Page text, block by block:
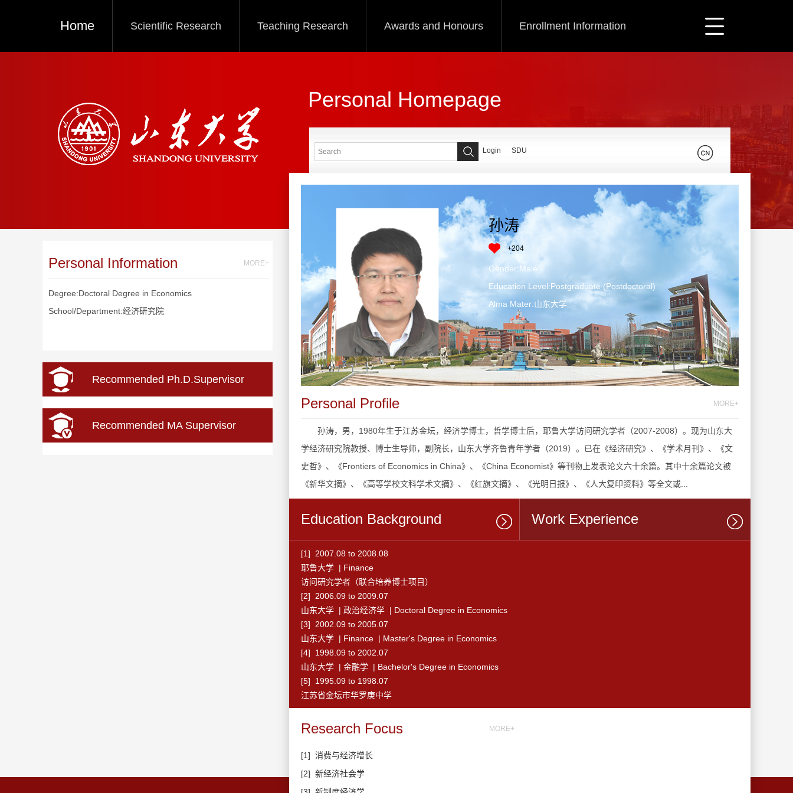
Home Scientific Research Teaching Research Awards and Honours Enrollment Information
Personal Homepage
Personal Information MORE+
Degree:Doctoral Degree in Economics
School/Department:经济研究院
Recommended Ph.D.Supervisor
Recommended MA Supervisor
Login SDU
孙涛
+204
Gender:Male
Education Level:Postgraduate (Postdoctoral)
Alma Mater:山东大学
Personal Profile MORE+
孙涛，男，1980年生于江苏金坛，经济学博士，哲学博士后，耶鲁大学访问研究学者（2007-2008）。现为山东大
学经济研究院教授、博士生导师，副院长，山东大学齐鲁青年学者（2019）。已在《经济研究》、《学术月刊》、《文
史哲》、《Frontiers of Economics in China》、《China Economist》等刊物上发表论文六十余篇。其中十余篇论文被
《新华文摘》、《高等学校文科学术文摘》、《红旗文摘》、《光明日报》、《人大复印资料》等全文或...
Education Background Work Experience
[1] 2007.08 to 2008.08
耶鲁大学 | Finance
访问研究学者（联合培养博士项目）
[2] 2006.09 to 2009.07
山东大学 | 政治经济学 | Doctoral Degree in Economics
[3] 2002.09 to 2005.07
山东大学 | Finance | Master's Degree in Economics
[4] 1998.09 to 2002.07
山东大学 | 金融学 | Bachelor's Degree in Economics
[5] 1995.09 to 1998.07
江苏省金坛市华罗庚中学
Research Focus MORE+
[1] 消费与经济增长
[2] 新经济社会学